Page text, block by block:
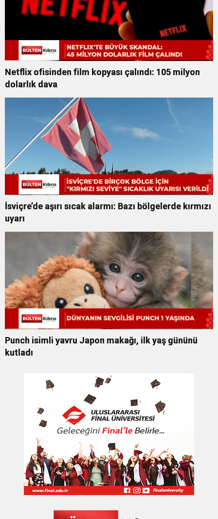
Netflix ofisinden film kopyası çalındı: 105 milyon
dolarlık dava
İsviçre’de aşırı sıcak alarmı: Bazı bölgelerde kırmızı
uyarı
Punch isimli yavru Japon makağı, ilk yaş gününü
kutladı